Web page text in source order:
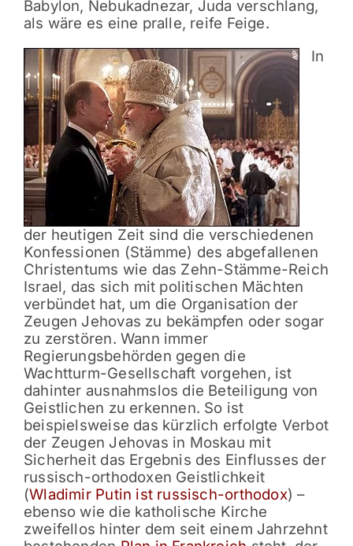
Babylon, Nebukadnezar, Juda verschlang,
als wäre es eine pralle, reife Feige.
In
der heutigen Zeit sind die verschiedenen
Konfessionen (Stämme) des abgefallenen
Christentums wie das Zehn-Stämme-Reich
Israel, das sich mit politischen Mächten
verbündet hat, um die Organisation der
Zeugen Jehovas zu bekämpfen oder sogar
zu zerstören. Wann immer
Regierungsbehörden gegen die
Wachtturm-Gesellschaft vorgehen, ist
dahinter ausnahmslos die Beteiligung von
Geistlichen zu erkennen. So ist
beispielsweise das kürzlich erfolgte Verbot
der Zeugen Jehovas in Moskau mit
Sicherheit das Ergebnis des Einflusses der
russisch-orthodoxen Geistlichkeit
(Wladimir Putin ist russisch-orthodox) –
ebenso wie die katholische Kirche
zweifellos hinter dem seit einem Jahrzehnt